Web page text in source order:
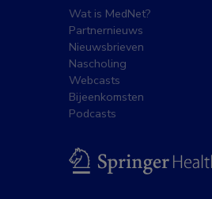
Wat is MedNet?
Partnernieuws
Nieuwsbrieven
Nascholing
Webcasts
Bijeenkomsten
Podcasts